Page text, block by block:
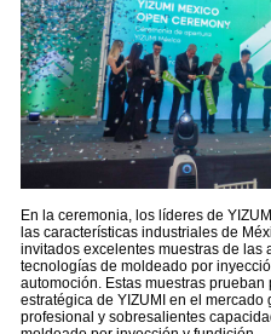
En la ceremonia, los líderes de
las características industriales de
invitados excelentes muestras de
tecnologías de moldeado por
automoción. Estas muestras
estratégica de YIZUMI en el
profesional y sobresalientes